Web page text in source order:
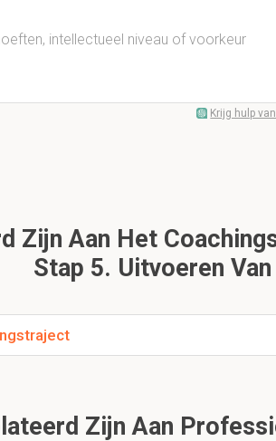
intellectueel niveau of voorkeur
Krijg hulp van
Zijn Aan Het
Stap 5. Uitvoeren
Zijn Aan